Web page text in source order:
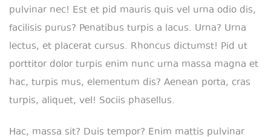
pulvinar nec! Est et pid mauris quis vel urna odio dis,
facilisis purus? Penatibus turpis a lacus. Urna? Urna
lectus, et placerat cursus. Rhoncus dictumst! Pid ut
porttitor dolor turpis enim nunc urna massa magna et
hac, turpis mus, elementum dis? Aenean porta, cras
turpis, aliquet, vel! Sociis phasellus.
Hac, massa sit? Duis tempor? Enim mattis pulvinar